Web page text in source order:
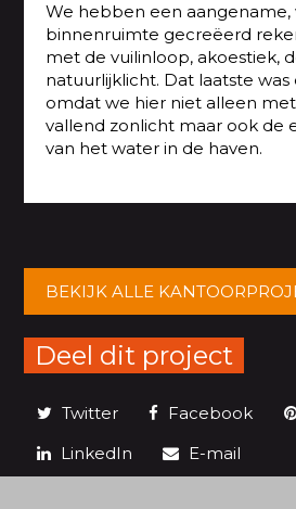
We hebben een aangename,
binnenruimte gecreëerd
met de vuilinloop, akoestiek,
natuurlijklicht. Dat laatste
omdat we hier niet alleen
vallend zonlicht maar ook de
van het water in de haven.
BEKIJK ALLE
Deel dit project
Twitter Facebook
LinkedIn
E-mail